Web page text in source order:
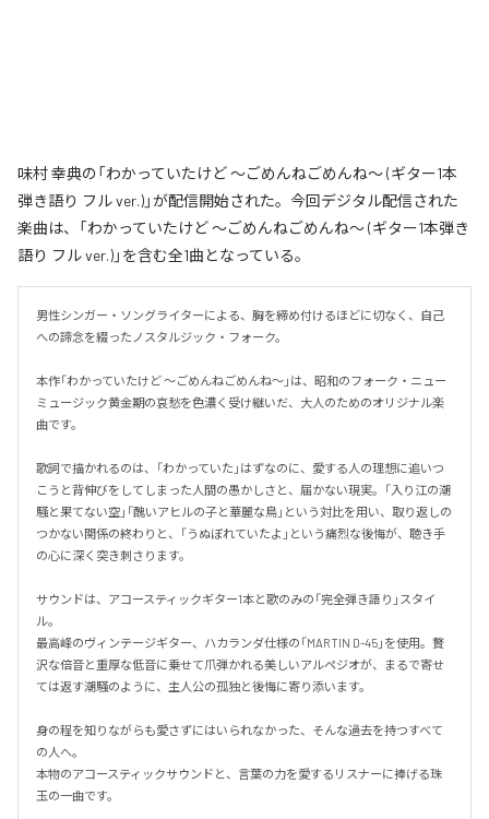
味村 幸典の「わかっていたけど ～ごめんねごめんね～ (ギター1本
弾き語り フル ver.)」が配信開始された。今回デジタル配信された
楽曲は、「わかっていたけど ～ごめんねごめんね～ (ギター1本弾き
語り フル ver.)」を含む全1曲となっている。
男性シンガー・ソングライターによる、胸を締め付けるほどに切なく、自己
への諦念を綴ったノスタルジック・フォーク。
本作「わかっていたけど ～ごめんねごめんね～」は、昭和のフォーク・ニュー
ミュージック黄金期の哀愁を色濃く受け継いだ、大人のためのオリジナル楽
曲です。
歌詞で描かれるのは、「わかっていた」はずなのに、愛する人の理想に追いつ
こうと背伸びをしてしまった人間の愚かしさと、届かない現実。「入り江の潮
騒と果てない空」「醜いアヒルの子と華麗な鳥」という対比を用い、取り返しの
つかない関係の終わりと、「うぬぼれていたよ」という痛烈な後悔が、聴き手
の心に深く突き刺さります。
サウンドは、アコースティックギター1本と歌のみの「完全弾き語り」スタイ
ル。
最高峰のヴィンテージギター、ハカランダ仕様の「MARTIN D-45」を使用。贅
沢な倍音と重厚な低音に乗せて爪弾かれる美しいアルペジオが、まるで寄せ
ては返す潮騒のように、主人公の孤独と後悔に寄り添います。
身の程を知りながらも愛さずにはいられなかった、そんな過去を持つすべて
の人へ。
本物のアコースティックサウンドと、言葉の力を愛するリスナーに捧げる珠
玉の一曲です。